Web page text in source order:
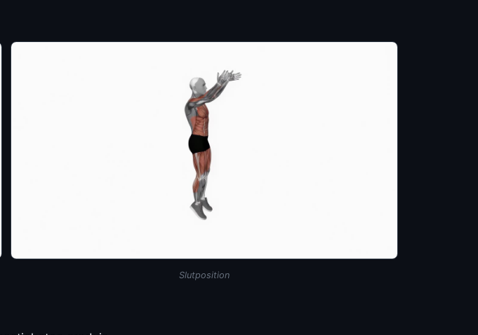
Slutposition